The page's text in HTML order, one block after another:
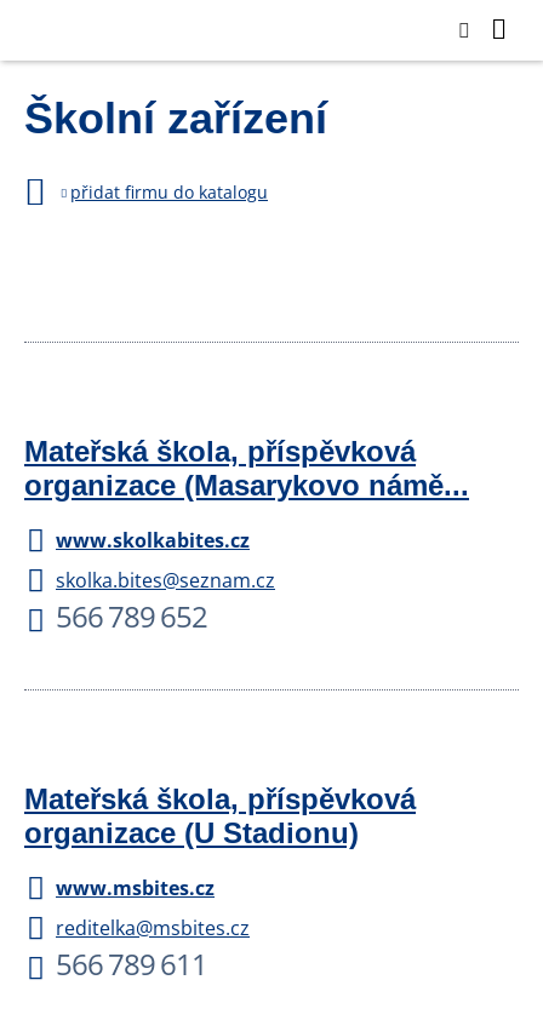
Školní zařízení
přidat firmu do katalogu
Mateřská škola, příspěvková
organizace (Masarykovo námě...
www.skolkabites.cz
skolka.bites@seznam.cz
566 789 652
Mateřská škola, příspěvková
organizace (U Stadionu)
www.msbites.cz
reditelka@msbites.cz
566 789 611